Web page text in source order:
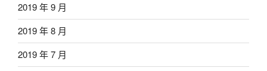
2019 年 9 月
2019 年 8 月
2019 年 7 月